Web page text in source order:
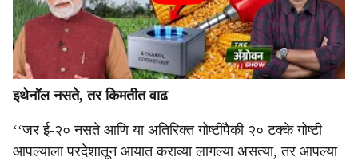
इथेनॉल नसते, तर किमतीत वाढ
‘‘जर ई-२० नसते आणि या अतिरिक्त गोष्टींपैकी २० टक्के गोष्टी
आपल्याला परदेशातून आयात कराव्या लागल्या असत्या, तर आपल्या